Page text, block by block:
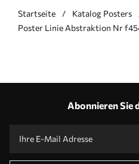
Startseite Katalog Posters
Poster Linie Abstraktion Nr
Abonnieren Sie